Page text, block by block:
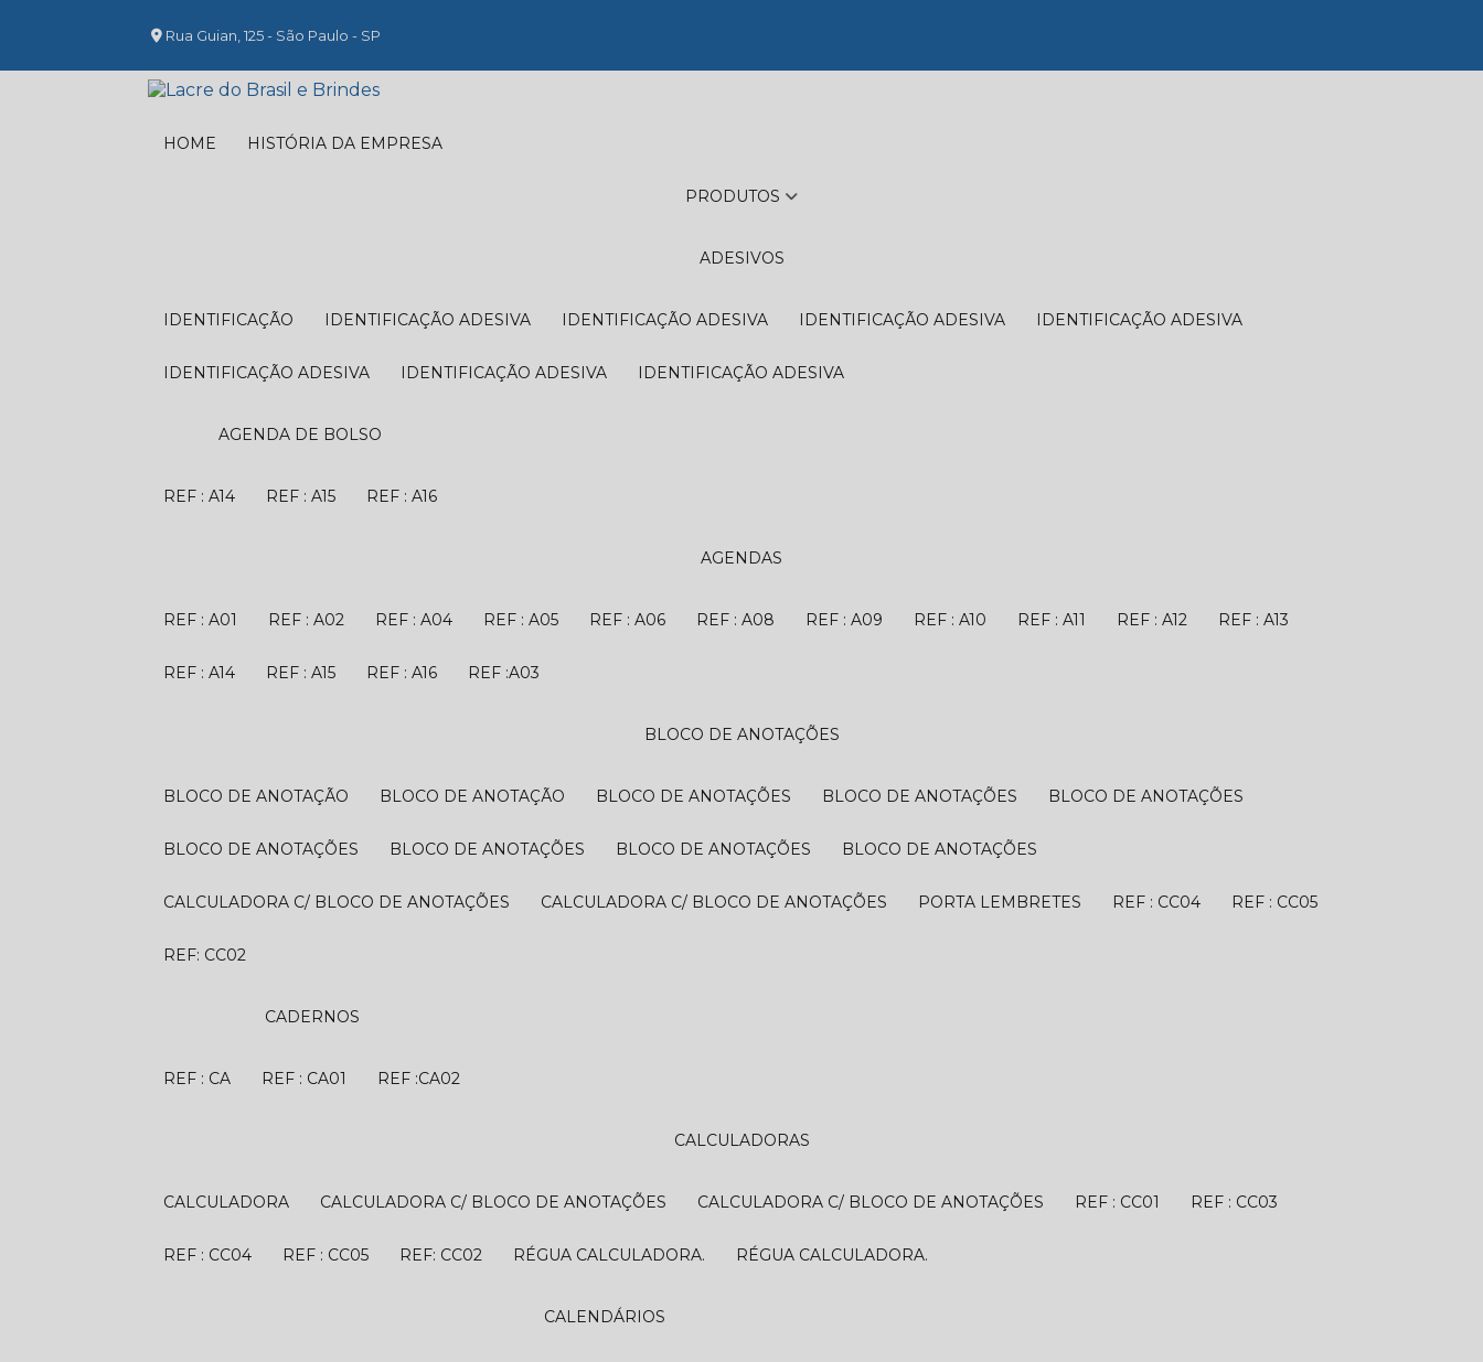
Rua Guian, 125 - São Paulo - SP
HOME HISTÓRIA DA EMPRESA
PRODUTOS
ADESIVOS
IDENTIFICAÇÃO IDENTIFICAÇÃO ADESIVA IDENTIFICAÇÃO ADESIVA IDENTIFICAÇÃO ADESIVA IDENTIFICAÇÃO ADESIVA
IDENTIFICAÇÃO ADESIVA IDENTIFICAÇÃO ADESIVA IDENTIFICAÇÃO ADESIVA
AGENDA DE BOLSO
REF : A14 REF : A15 REF : A16
AGENDAS
REF : A01 REF : A02 REF : A04 REF : A05 REF : A06 REF : A08 REF : A09 REF : A10 REF : A11 REF : A12 REF : A13
REF : A14 REF : A15 REF : A16 REF :A03
BLOCO DE ANOTAÇÕES
BLOCO DE ANOTAÇÃO BLOCO DE ANOTAÇÃO BLOCO DE ANOTAÇÕES BLOCO DE ANOTAÇÕES BLOCO DE ANOTAÇÕES
BLOCO DE ANOTAÇÕES BLOCO DE ANOTAÇÕES BLOCO DE ANOTAÇÕES BLOCO DE ANOTAÇÕES
CALCULADORA C/ BLOCO DE ANOTAÇÕES CALCULADORA C/ BLOCO DE ANOTAÇÕES PORTA LEMBRETES REF : CC04 REF : CC05
REF: CC02
CADERNOS
REF : CA REF : CA01 REF :CA02
CALCULADORAS
CALCULADORA CALCULADORA C/ BLOCO DE ANOTAÇÕES CALCULADORA C/ BLOCO DE ANOTAÇÕES REF : CC01 REF : CC03
REF : CC04 REF : CC05 REF: CC02 RÉGUA CALCULADORA. RÉGUA CALCULADORA.
CALENDÁRIOS